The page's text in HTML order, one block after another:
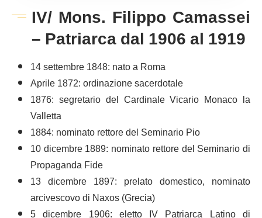
IV/ Mons. Filippo Camassei
– Patriarca dal 1906 al 1919
14 settembre 1848: nato a Roma
Aprile 1872: ordinazione sacerdotale
1876: segretario del Cardinale Vicario Monaco la
Valletta
1884: nominato rettore del Seminario Pio
10 dicembre 1889: nominato rettore del Seminario di
Propaganda Fide
13 dicembre 1897: prelato domestico, nominato
arcivescovo di Naxos (Grecia)